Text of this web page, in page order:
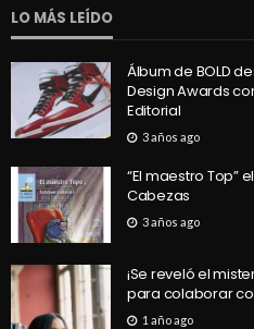
LO MÁS LEÍDO
Álbum de BOLD
Design Awards
Editorial
3 años ago
“El maestro Top”
Cabezas
3 años ago
¡Se reveló el
para colaborar
1 año ago